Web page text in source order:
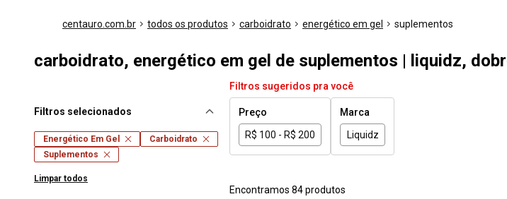
centauro.com.br todos os produtos carboidrato energético em gel suplementos
carboidrato, energético em gel de suplementos | liquidz,
Filtros selecionados
Energético Em Gel
Carboidrato
Suplementos
Limpar todos
Filtros sugeridos pra você
Preço
R$ 100 - R$ 200
Marca
Liquidz
Encontramos 84 produtos